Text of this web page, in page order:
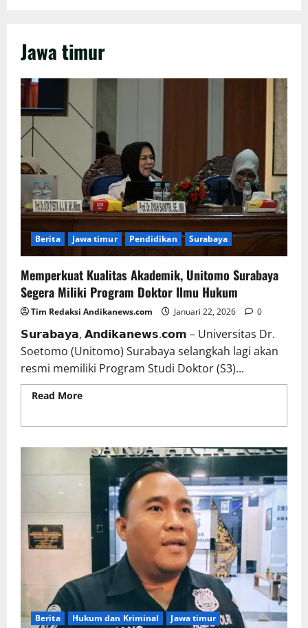
Jawa timur
Berita Jawa timur Pendidikan Surabaya
Memperkuat Kualitas Akademik, Unitomo Surabaya
Segera Miliki Program Doktor Ilmu Hukum
Tim Redaksi Andikanews.com Januari 22, 2026 0
𝗦𝘂𝗿𝗮𝗯𝗮𝘆𝗮, 𝗔𝗻𝗱𝗶𝗸𝗮𝗻𝗲𝘄𝘀.𝗰𝗼𝗺 – Universitas Dr.
Soetomo (Unitomo) Surabaya selangkah lagi akan
resmi memiliki Program Studi Doktor (S3)...
Read More
Berita Hukum dan Kriminal
Jawa timur